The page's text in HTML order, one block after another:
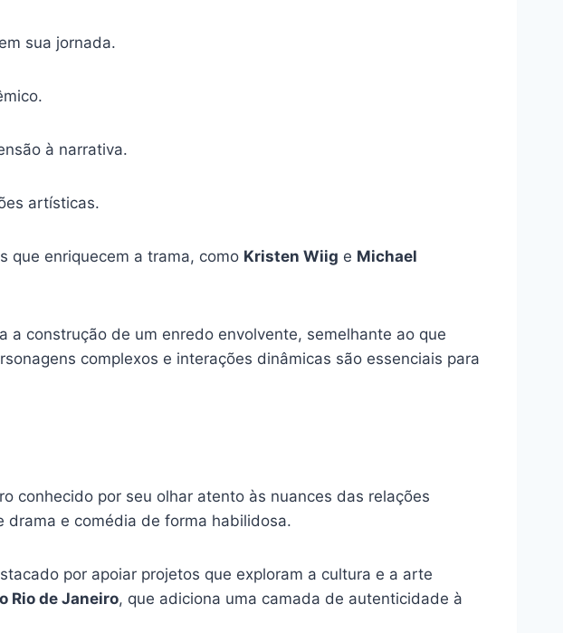
sua jornada.
à narrativa.
artísticas.
que enriquecem a trama, como Kristen Wiig e Michael
construção de um enredo envolvente, semelhante ao que
complexos e interações dinâmicas são essenciais para
conhecido por seu olhar atento às nuances das relações
drama e comédia de forma habilidosa.
por apoiar projetos que exploram a cultura e a arte
Rio de Janeiro, que adiciona uma camada de autenticidade à